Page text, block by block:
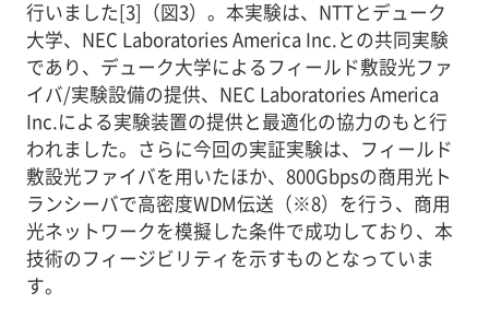
行いました[3]（図3）。本実験は、NTTとデューク
大学、NEC Laboratories America Inc.との共同実験
であり、デューク大学によるフィールド敷設光ファ
イバ/実験設備の提供、NEC Laboratories America
Inc.による実験装置の提供と最適化の協力のもと行
われました。さらに今回の実証実験は、フィールド
敷設光ファイバを用いたほか、800Gbpsの商用光ト
ランシーバで高密度WDM伝送（※8）を行う、商用
光ネットワークを模擬した条件で成功しており、本
技術のフィージビリティを示すものとなっていま
す。